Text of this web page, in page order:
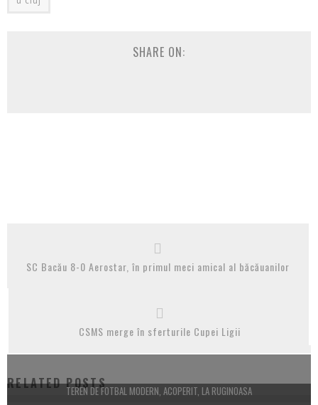
SHARE ON:
SC Bacău 8-0 Aerostar, în primul meci amical al băcăuanilor
CSMS merge în sferturile Cupei Ligii
RELATED POSTSTEREN DE FOTBAL MODERN, ACOPERIT, LA RUGINOASA